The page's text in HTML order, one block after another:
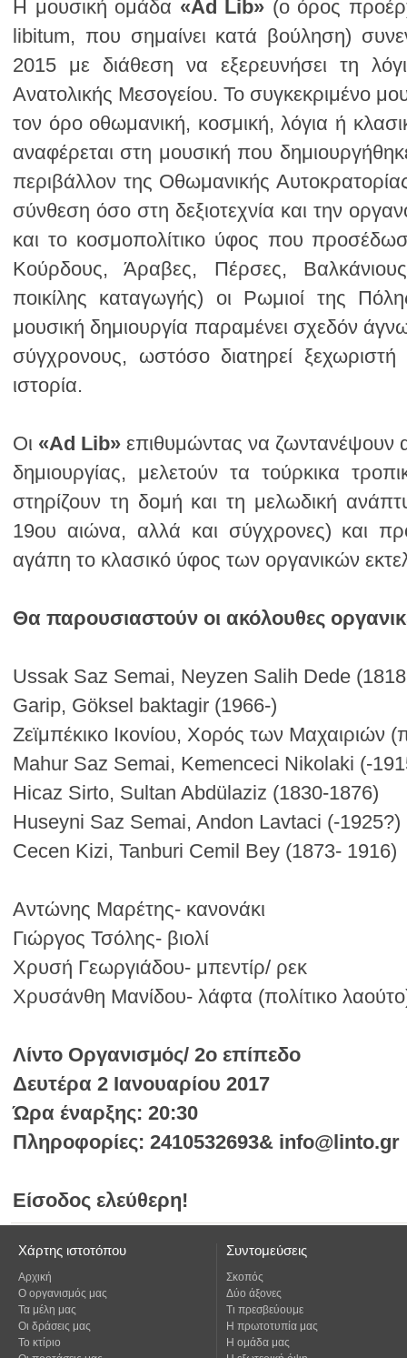
H μουσική ομάδα «Ad Lib»
ιστορία.
Οι «Αd Lib»
αγάπη το κλασικό ύφος των οργανικών
Θα παρουσιαστούν οι ακόλουθες
Ussak Saz Semai, Neyzen Salih Dede
Garip, Göksel baktagir (1966-)
Ζεϊμπέκικο Ικονίου, Χορός των
Mahur Saz Semai, Kemenceci Nikolaki (-
Hicaz Sirto, Sultan Abdülaziz (1830-1876)
Huseyni Saz Semai, Andon Lavtaci (-1925?)
Cecen Kizi, Tanburi Cemil Bey (1873- 1916)
Αντώνης Μαρέτης- κανονάκι
Γιώργος Τσόλης- βιολί
Χρυσή Γεωργιάδου- μπεντίρ/ ρεκ
Χρυσάνθη Μανίδου- λάφτα (πολίτικο
Λίντο Οργανισμός/ 2ο επίπεδο
Δευτέρα 2 Ιανουαρίου 2017
Ώρα έναρξης: 20:30
Πληροφορίες: 2410532693& info@linto.gr
Είσοδος ελεύθερη!
Χάρτης ιστοτόπου
Αρχική
Ο οργανισμός μας
Τα μέλη μας
Οι δράσεις μας
Το κτίριο
Συντομεύσεις
Σκοπός
Δύο άξονες
Τι πρεσβεύουμε
Η πρωτοτυπία μας
Η ομάδα μας